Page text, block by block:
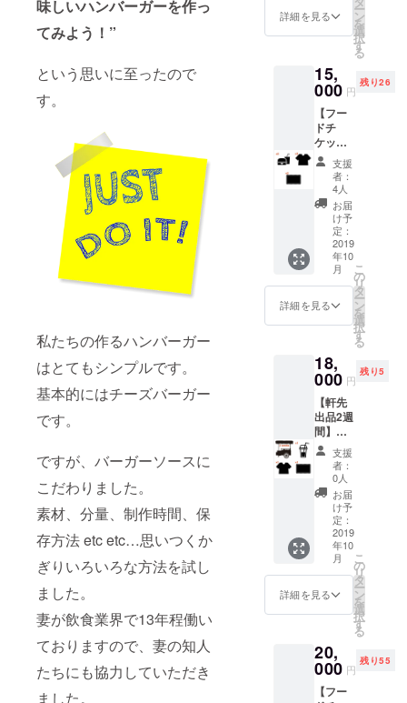
味しいハンバーガーを作っ
てみよう！”
という思いに至ったので
す。
私たちの作るハンバーガー
はとてもシンプルです。
基本的にはチーズバーガー
です。
ですが、バーガーソースに
こだわりました。
素材、分量、制作時間、保
存方法 etc etc…思いつくか
ぎりいろいろな方法を試し
ました。
妻が飲食業界で13年程働い
ておりますので、妻の知人
たちにも協力していただき
ました。
E&FRIE
Dがある
ご利用
くださ
い。
BONNI
E&FRIE
Dオリジ
ナルの
ステッ
カーも1
枚差し
上げま
す。 冷
蔵庫や
ヘル
メット
ぜひお
好きな
てみて
くださ
い。
思いま
服に合
わせて
てくだ
さい。
BONNI
E&FRIE
Dオリジ
ナルの
ステッ
カーも3
種類差
し上げ
ます。
パソコ
ルメッ
トな
きなと
ころに
貼って
みてく
ださ
い。 で
もいつ
か、い
つか1度
ぜひ
BONNI
E&FRIE
Dにお越
しいた
だきた
いう気
持ちを
とドリ
ンクの
チケッ
だけま
イベン
ト出店
時で
も、
BONNI
E&FRIE
Dがお店
を出し
ている
時であ
ればい
つでも
ご利用
可能で
す。 ご
自身で
すべて
いです
し、お
ご夫婦
など、
複数人
でお使
いいた
だいて
も結構
です。
チケッ
トに有
効期限
はあり
ん。
BONNI
E&FRIE
限りい
つでも
ご利用
くださ
【BON
NIE&FR
IEDス
カー3
枚】
BONNI
E&FRIE
Dで使え
るフー
ドチ
ケット
とドリ
ンクチ
ケット
を各5枚
差し上
げま
す。 ど
のフー
ド、ど
いいた
だけま
す。 通
常営業
時でも
イベン
ト出店
時で
も、
BONNI
E&FRIE
Dがお店
を出し
ている
時であ
ればい
つでも
自身で
すべて
になっ
詳細を見る ー
ン
を
選
択
す
る
15,
000 円
残り26
【フー
ドチ
ケット5
枚】
【ドリ
ンクチ
ケット5
枚】
【BON
NIE&FR
IED T
シャツ2
枚】
【BON
NIE&FR
IEDス
カー3
枚】
BONNI
E&FRIE
Dで使え
るフー
ドチ
ケット
とドリ
ンクチ
ケット
を各5枚
差し上
げま
す。 ど
のフー
ド、ど
いいた
だけま
す。 通
常営業
支援
者：
4人
お届
け予
定：
2019
年10
月
詳細を見る
こ
の
リ
タ
ー
ン
を
選
択
す
る
18,
000 円
残り5
【軒先
出品2週
間】
【ドリ
ンクチ
ケット1
枚】
【BON
NIE&FR
IED T
シャツ1
枚】
【BON
NIE&FR
IEDス
テッ
枚】 ご
自身で
なにが
しかの
支援
者：
0人
お届
け予
定：
2019
年10
月
詳細を見る
こ
の
リ
タ
ー
ン
を
選
択
す
る
20,
000 円
残り55
【フー